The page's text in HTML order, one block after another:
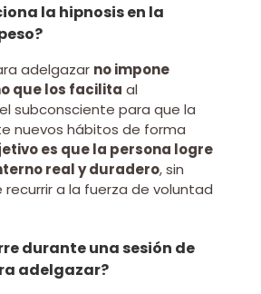
la hipnosis en la
adelgazar no impone
que los facilita al
subconsciente para que la
nuevos hábitos de forma
es que la persona logre
real y duradero, sin
a la fuerza de voluntad
durante una sesión de
adelgazar?